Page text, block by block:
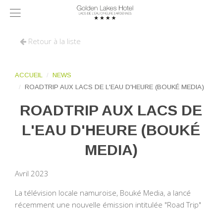
Retour à la liste
ACCUEIL
NEWS
ROADTRIP AUX LACS DE L'EAU D'HEURE (BOUKÉ MEDIA)
ROADTRIP AUX LACS DE
L'EAU D'HEURE (BOUKÉ
MEDIA)
Avril 2023
La télévision locale namuroise, Bouké Media, a lancé
récemment une nouvelle émission intitulée "Road Trip"